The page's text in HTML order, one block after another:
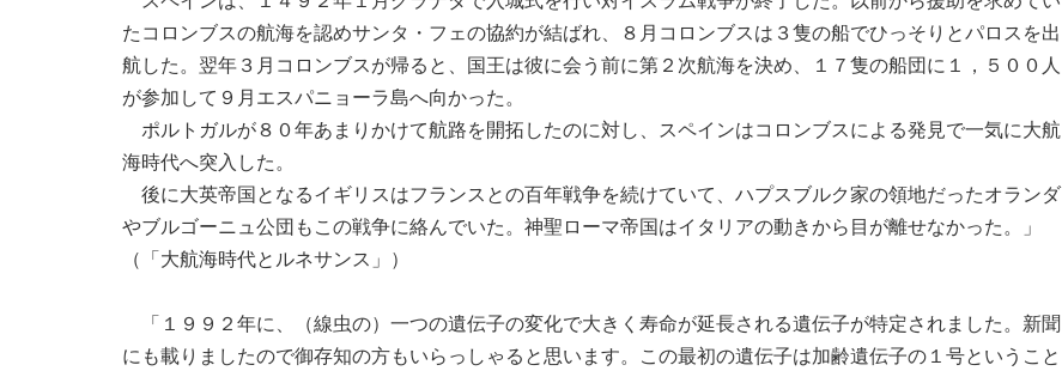
たコロンブスの航海を認めサンタ・フェの協約が結ばれ、８月コロンブスは３隻の船でひっそりとパロスを出
航した。翌年３月コロンブスが帰ると、国王は彼に会う前に第２次航海を決め、１７隻の船団に１，５００人
が参加して９月エスパニョーラ島へ向かった。
ポルトガルが８０年あまりかけて航路を開拓したのに対し、スペインはコロンブスによる発見で一気に大航
海時代へ突入した。
後に大英帝国となるイギリスはフランスとの百年戦争を続けていて、ハプスブルク家の領地だったオランダ
やブルゴーニュ公団もこの戦争に絡んでいた。神聖ローマ帝国はイタリアの動きから目が離せなかった。」
（「大航海時代とルネサンス」）
「１９９２年に、（線虫の）一つの遺伝子の変化で大きく寿命が延長される遺伝子が特定されました。新聞
にも載りましたので御存知の方もいらっしゃると思います。この最初の遺伝子は加齢遺伝子の１号ということ